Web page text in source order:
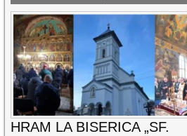
HRAM LA BISERICA „SF.